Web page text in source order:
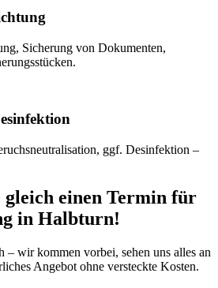
Sicherung von Dokumenten,
ggf. Desinfektion –
gleich einen Termin für
in Halbturn!
wir kommen vorbei, sehen uns alles an
Angebot ohne versteckte Kosten.